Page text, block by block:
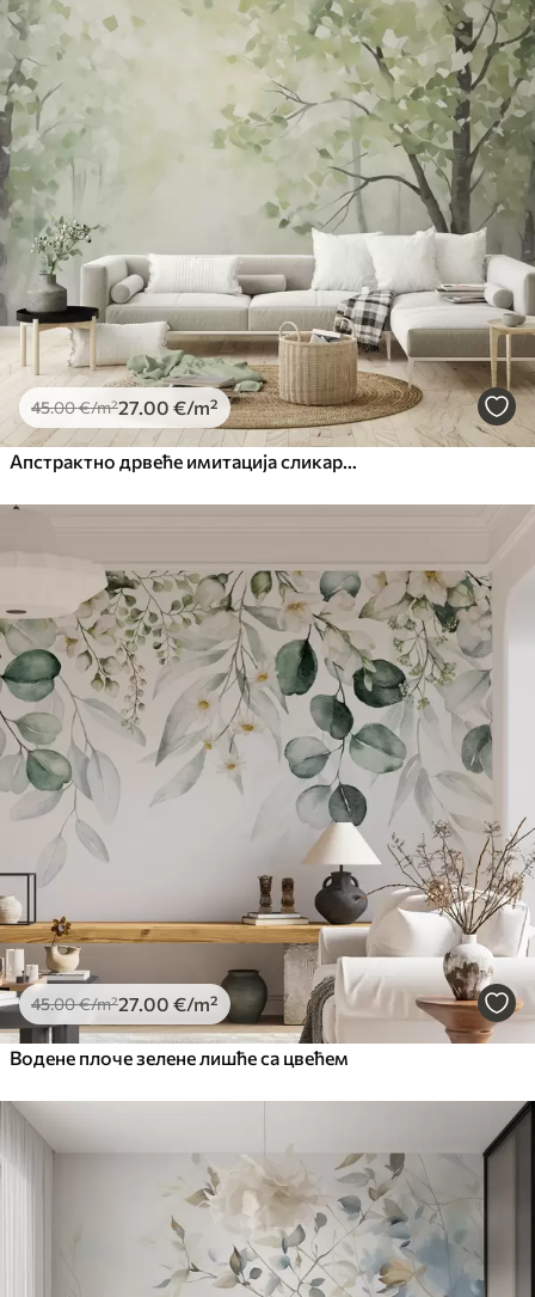
45.00€/m²27.00 €/m²
Апстрактно дрвеће имитација сликарства
45.00€/m²27.00 €/m²
Водене плоче зелене лишће са цвећем